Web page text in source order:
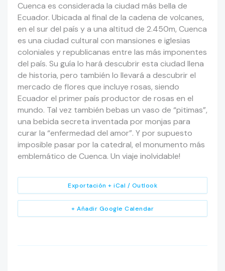
Cuenca es considerada la ciudad más bella de
Ecuador. Ubicada al final de la cadena de volcanes,
en el sur del país y a una altitud de 2.450m, Cuenca
es una ciudad cultural con mansiones e iglesias
coloniales y republicanas entre las más imponentes
del país. Su guía lo hará descubrir esta ciudad llena
de historia, pero también lo llevará a descubrir el
mercado de flores que incluye rosas, siendo
Ecuador el primer país productor de rosas en el
mundo. Tal vez también bebas un vaso de “pitimas”,
una bebida secreta inventada por monjas para
curar la “enfermedad del amor”. Y por supuesto
imposible pasar por la catedral, el monumento más
emblemático de Cuenca. Un viaje inolvidable!
+ Añadir Google Calendar
Exportación + iCal / Outlook